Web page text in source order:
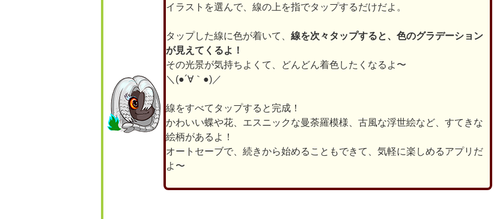
イラストを選んで、線の上を指でタップするだけだよ。
タップした線に色が着いて、線を次々タップすると、色のグラデーション
が見えてくるよ！
その光景が気持ちよくて、どんどん着色したくなるよ〜
＼(●´∀｀●)／
線をすべてタップすると完成！
かわいい蝶や花、エスニックな曼荼羅模様、古風な浮世絵など、すてきな
絵柄があるよ！
オートセーブで、続きから始めることもできて、気軽に楽しめるアプリだ
よ〜